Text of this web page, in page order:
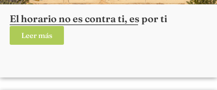
El horario no es contra ti, es por ti
Leer más